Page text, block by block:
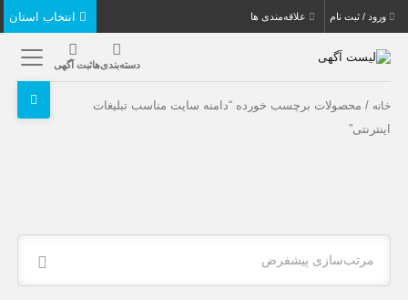
ورود / ثبت نام علاقه‌مندی ها
دسته‌بندی‌هاثبت آگهی
خانه / محصولات برچسب خورده “دامنه سایت مناسب تبلیغات
اینترنتی”
مرتب‌سازی پیشفرض